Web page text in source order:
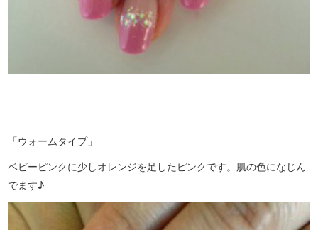
「ウォームタイプ」
ベビーピンクに少しオレンジを足したピンクです。肌の色になじん
でます♪